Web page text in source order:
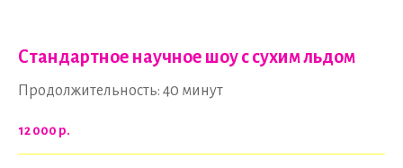
Стандартное научное шоу с сухим льдом
Продолжительность: 40 минут
12 000 р.